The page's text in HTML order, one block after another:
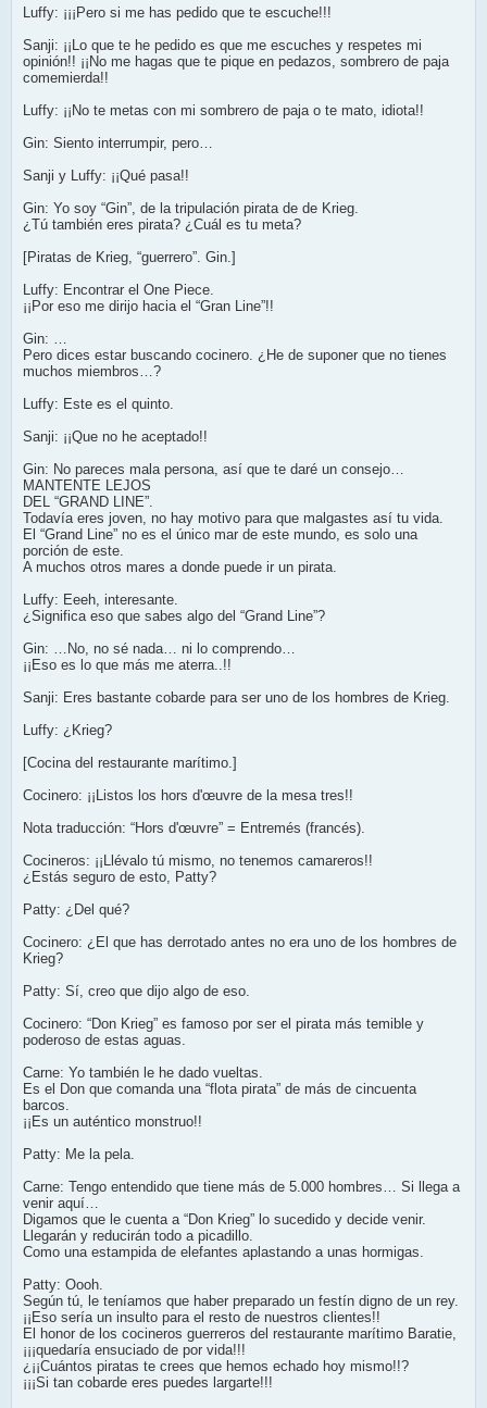
Luffy: ¡¡¡Pero si me has pedido que te escuche!!!
Sanji: ¡¡Lo que te he pedido es que me escuches y respetes mi
opinión!! ¡¡No me hagas que te pique en pedazos, sombrero de paja
comemierda!!
Luffy: ¡¡No te metas con mi sombrero de paja o te mato, idiota!!
Gin: Siento interrumpir, pero…
Sanji y Luffy: ¡¡Qué pasa!!
Gin: Yo soy “Gin”, de la tripulación pirata de de Krieg.
¿Tú también eres pirata? ¿Cuál es tu meta?
[Piratas de Krieg, “guerrero”. Gin.]
Luffy: Encontrar el One Piece.
¡¡Por eso me dirijo hacia el “Gran Line”!!
Gin: …
Pero dices estar buscando cocinero. ¿He de suponer que no tienes
muchos miembros…?
Luffy: Este es el quinto.
Sanji: ¡¡Que no he aceptado!!
Gin: No pareces mala persona, así que te daré un consejo…
MANTENTE LEJOS
DEL “GRAND LINE”.
Todavía eres joven, no hay motivo para que malgastes así tu vida.
El “Grand Line” no es el único mar de este mundo, es solo una
porción de este.
A muchos otros mares a donde puede ir un pirata.
Luffy: Eeeh, interesante.
¿Significa eso que sabes algo del “Grand Line”?
Gin: …No, no sé nada… ni lo comprendo…
¡¡Eso es lo que más me aterra..!!
Sanji: Eres bastante cobarde para ser uno de los hombres de Krieg.
Luffy: ¿Krieg?
[Cocina del restaurante marítimo.]
Cocinero: ¡¡Listos los hors d'œuvre de la mesa tres!!
Nota traducción: “Hors d'œuvre” = Entremés (francés).
Cocineros: ¡¡Llévalo tú mismo, no tenemos camareros!!
¿Estás seguro de esto, Patty?
Patty: ¿Del qué?
Cocinero: ¿El que has derrotado antes no era uno de los hombres de
Krieg?
Patty: Sí, creo que dijo algo de eso.
Cocinero: “Don Krieg” es famoso por ser el pirata más temible y
poderoso de estas aguas.
Carne: Yo también le he dado vueltas.
Es el Don que comanda una “flota pirata” de más de cincuenta
barcos.
¡¡Es un auténtico monstruo!!
Patty: Me la pela.
Carne: Tengo entendido que tiene más de 5.000 hombres… Si llega a
venir aquí…
Digamos que le cuenta a “Don Krieg” lo sucedido y decide venir.
Llegarán y reducirán todo a picadillo.
Como una estampida de elefantes aplastando a unas hormigas.
Patty: Oooh.
Según tú, le teníamos que haber preparado un festín digno de un rey.
¡¡Eso sería un insulto para el resto de nuestros clientes!!
El honor de los cocineros guerreros del restaurante marítimo Baratie,
¡¡¡quedaría ensuciado de por vida!!!
¿¡¡Cuántos piratas te crees que hemos echado hoy mismo!!?
¡¡¡Si tan cobarde eres puedes largarte!!!